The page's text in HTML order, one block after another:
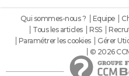
Qui sommes-nous ? Equipe
Tous les articles
RSS
Paramétrer les cookies
Gérer
© 2026